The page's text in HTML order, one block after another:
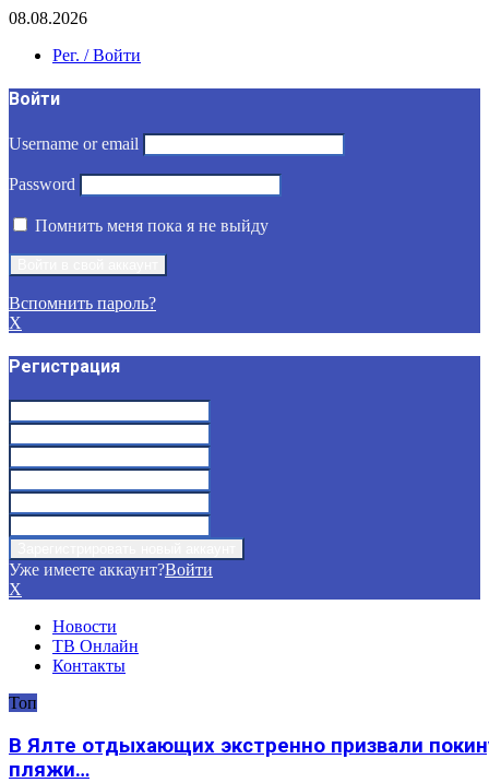
08.08.2026
Рег. / Войти
Войти
Username or email
Password
Помнить меня пока я не выйду
Вспомнить пароль?
X
Регистрация
Уже имеете аккаунт?Войти
X
Новости
ТВ Онлайн
Контакты
Топ
В Ялте отдыхающих экстренно призвали
пляжи…